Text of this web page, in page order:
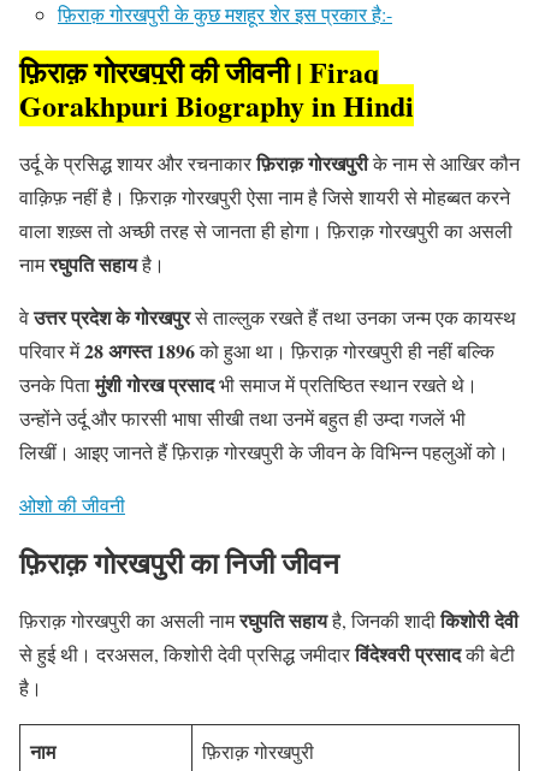
फ़िराक़ गोरखपुरी के कुछ मशहूर शेर इस प्रकार है:-
फ़िराक़ गोरखपुरी की जीवनी| Firaq
Gorakhpuri Biography in Hindi
उर्दू के प्रसिद्ध शायर और रचनाकारफ़िराक़ गोरखपुरीके नाम से आखिर कौन
वाक़िफ़ नहीं है। फ़िराक़ गोरखपुरी ऐसा नाम है जिसे शायरी से मोहब्बत करने
वाला शख़्स तो अच्छी तरह से जानता ही होगा। फ़िराक़ गोरखपुरी का असली
नामरघुपति सहायहै।
वेउत्तर प्रदेश के गोरखपुरसे ताल्लुक रखते हैं तथा उनका जन्म एक कायस्थ
परिवार में28 अगस्त 1896को हुआ था। फ़िराक़ गोरखपुरी ही नहीं बल्कि
उनके पितामुंशी गोरख प्रसादभी समाज में प्रतिष्ठित स्थान रखते थे।
उन्होंने उर्दू और फारसी भाषा सीखी तथा उनमें बहुत ही उम्दा गजलें भी
लिखीं। आइए जानते हैं फ़िराक़ गोरखपुरी के जीवन के विभिन्न पहलुओं को।
ओशो की जीवनी
फ़िराक़ गोरखपुरी का निजी जीवन
फ़िराक़ गोरखपुरी का असली नामरघुपति सहायहै, जिनकी शादीकिशोरी देवी
से हुई थी। दरअसल, किशोरी देवी प्रसिद्ध जमीदारविंदेश्वरी प्रसादकी बेटी
है।
नाम फ़िराक़ गोरखपुरी